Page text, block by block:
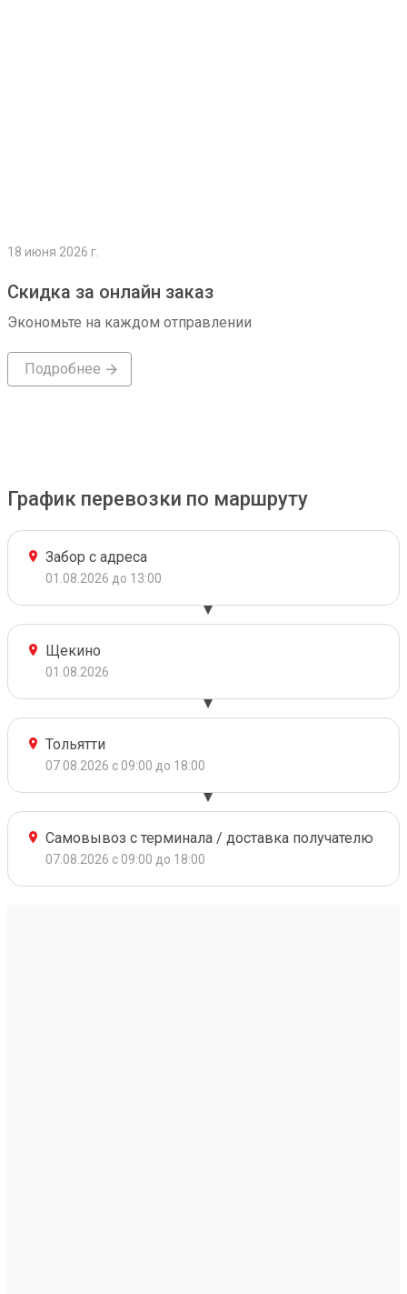
18 июня 2026 г.
Скидка за онлайн заказ
Экономьте на каждом отправлении
Подробнее
График перевозки по маршруту
Забор с адреса
01.08.2026 до 13:00
Щекино
01.08.2026
Тольятти
07.08.2026 с 09:00 до 18:00
Самовывоз с терминала / доставка получателю
07.08.2026 с 09:00 до 18:00